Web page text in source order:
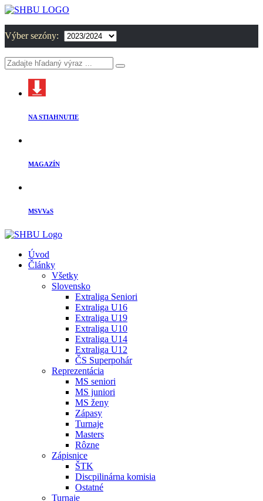
Výber sezóny:
NA STIAHNUTIE
MAGAZÍN
MSVVaS
Úvod
Články
Všetky
Slovensko
Extraliga Seniori
Extraliga U16
Extraliga U19
Extraliga U10
Extraliga U14
Extraliga U12
ČS Superpohár
Reprezentácia
MS seniori
MS juniori
MS ženy
Zápasy
Turnaje
Masters
Rôzne
Zápisnice
ŠTK
Discpilinárna komisia
Ostatné
Turnaje